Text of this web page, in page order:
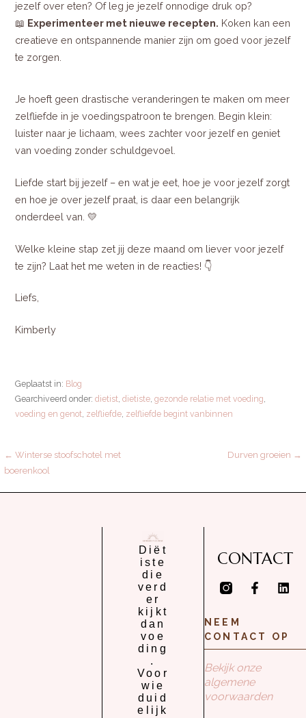
jezelf over eten? Of leg je jezelf onnodige druk op?
📖 Experimenteer met nieuwe recepten. Koken kan een
creatieve en ontspannende manier zijn om goed voor jezelf
te zorgen.
Je hoeft geen drastische veranderingen te maken om meer
zelfliefde in je voedingspatroon te brengen. Begin klein:
luister naar je lichaam, wees zachter voor jezelf en geniet
van voeding zonder schuldgevoel.
Liefde start bij jezelf – en wat je eet, hoe je voor jezelf zorgt
en hoe je over jezelf praat, is daar een belangrijk
onderdeel van. 💛
Welke kleine stap zet jij deze maand om liever voor jezelf
te zijn? Laat het me weten in de reacties! 👇
Liefs,
Kimberly
Geplaatst in: Blog
Gearchiveerd onder:dietist ,dietiste ,gezonde relatie met voeding
voeding en genot zelfliefde zelfliefde begint vanbinnen
← Winterse stoofschotel met
boerenkool
Durven groeien →
Diët
iste
die
verd
er
kijkt
dan
voe
ding
.
Voor
wie
duid
elijk
CONTACT
NEEM
CONTACT OP
Bekijk onze
algemene
voorwaarden